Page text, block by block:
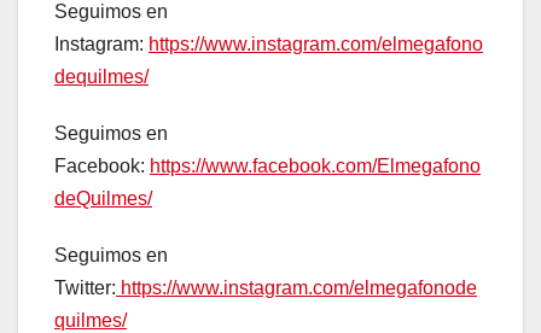
Seguimos en
Instagram: https://www.instagram.com/elmegafono
dequilmes/
Seguimos en
Facebook: https://www.facebook.com/Elmegafono
deQuilmes/
Seguimos en
Twitter: https://www.instagram.com/elmegafonode
quilmes/